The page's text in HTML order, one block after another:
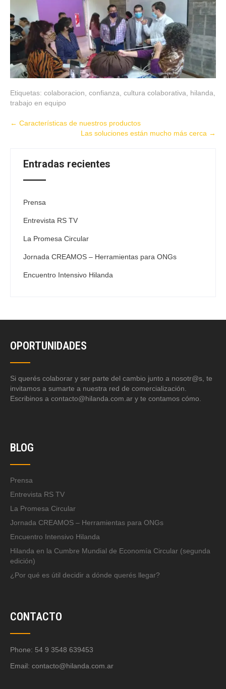
Etiquetas: colaboracion confianza cultura colaborativa hilanda
trabajo en equipo
Post
← Características de nuestros productos
Las soluciones están mucho más cerca →
Entradas recientes
Prensa
Entrevista RS TV
La Promesa Circular
Jornada CREAMOS – Herramientas para ONGs
Encuentro Intensivo Hilanda
OPORTUNIDADES
Si querés colaborar y ser parte del cambio junto a nosotr@s, te
invitamos a sumarte a nuestra red de comercialización.
Escribinos a contacto@hilanda.com.ar y te contamos cómo.
BLOG
Prensa
Entrevista RS TV
La Promesa Circular
Jornada CREAMOS – Herramientas para ONGs
Encuentro Intensivo Hilanda
Hilanda en la Cumbre Mundial de Economía Circular (segunda
edición)
¿Por qué es útil decidir a dónde querés llegar?
CONTACTO
Phone: 54 9 3548 639453
Email: contacto@hilanda.com.ar